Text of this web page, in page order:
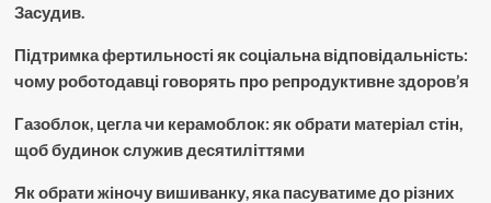
Засудив.
Підтримка фертильності як соціальна відповідальність:
чому роботодавці говорять про репродуктивне здоров’я
Газоблок, цегла чи керамоблок: як обрати матеріал стін,
щоб будинок служив десятиліттями
Як обрати жіночу вишиванку, яка пасуватиме до різних